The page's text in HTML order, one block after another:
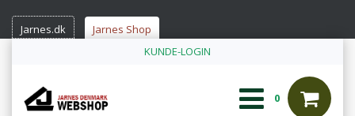
Jarnes.dk
Jarnes Shop
KUNDE-LOGIN
0